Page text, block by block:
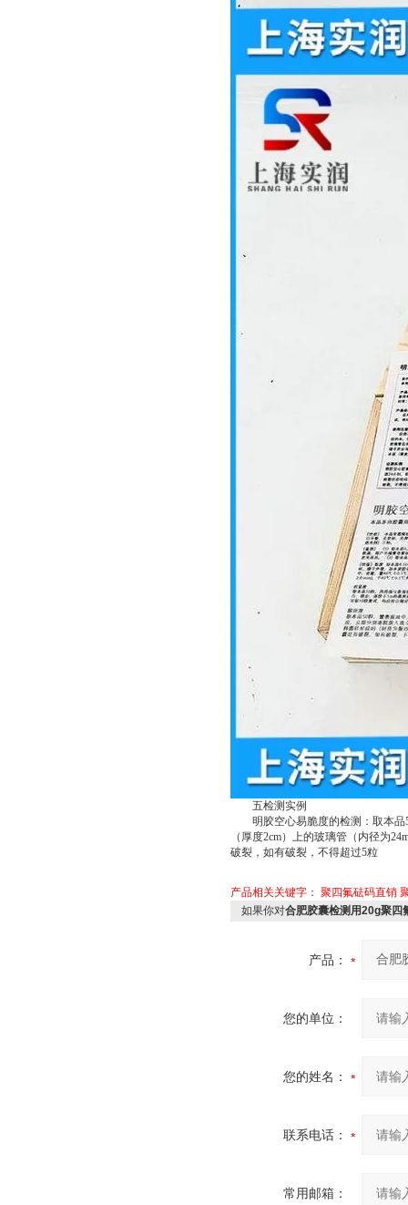
五检测实例
明胶空心易脆度的检测：取本品
（厚度2cm）上的玻璃管（内径为
破裂，如有破裂，不得超过5粒
产品相关关键字： 聚四氟砝码直销
如果你对合肥胶囊检测用20g聚四
产品：
您的单位：
您的姓名：
联系电话：
常用邮箱：